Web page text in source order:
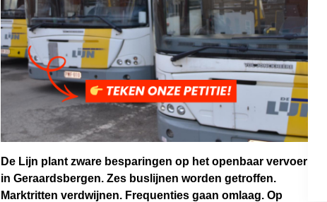
De Lijn plant zware besparingen op het openbaar vervoer
in Geraardsbergen. Zes buslijnen worden getroffen.
Marktritten verdwijnen. Frequenties gaan omlaag. Op